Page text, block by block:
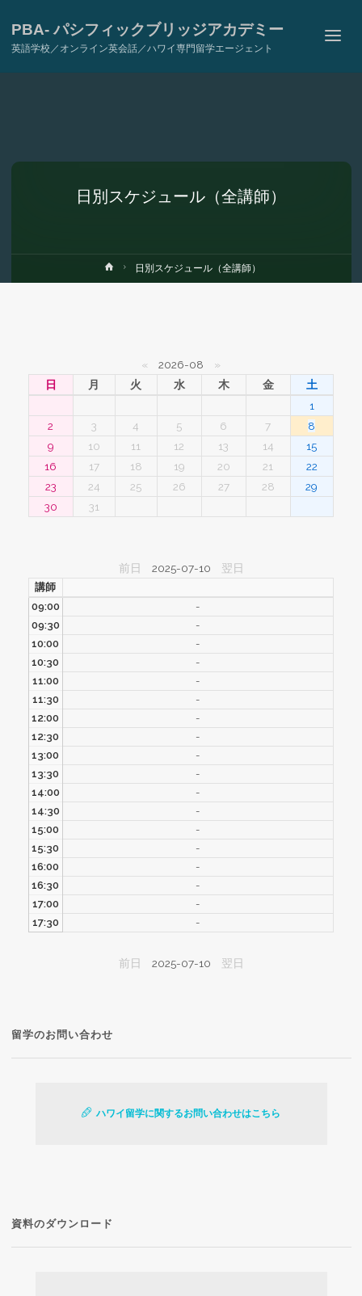
PBA- パシフィックブリッジアカデミー
英語学校／オンライン英会話／ハワイ専門留学エージェント
日別スケジュール（全講師）
ホ
ー
日別スケジュール（全講師）
« 2026-08
»
日
月 火 水 木 金
土
1
2
3 4 5 6 7
8
9
10 11 12 13 14
15
16
17 18 19 20 21
22
23
24 25 26 27 28
29
30
31
前日 2025-07-10 翌日
講師
09:00
-
09:30
-
10:00
-
10:30
-
11:00
-
11:30
-
12:00
-
12:30
-
13:00
-
13:30
-
14:00
-
14:30
-
15:00
-
15:30
-
16:00
-
16:30
-
17:00
-
17:30
-
前日 2025-07-10 翌日
留学のお問い合わせ
ハワイ留学に関するお問い合わせはこちら
資料のダウンロード